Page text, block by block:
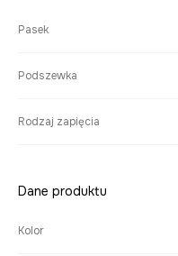
Pasek
Podszewka
Rodzaj zapięcia
Dane produktu
Kolor